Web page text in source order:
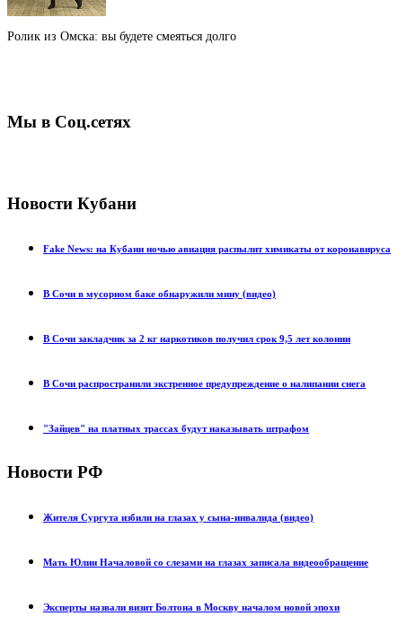
Ролик из Омска: вы будете смеяться долго
Мы в Соц.сетях
Новости Кубани
Fake News: на Кубани ночью авиация распылит химикаты от коронавируса
В Сочи в мусорном баке обнаружили мину (видео)
В Сочи закладчик за 2 кг наркотиков получил срок 9,5 лет колонии
В Сочи распространили экстренное предупреждение о налипании снега
"Зайцев" на платных трассах будут наказывать штрафом
Новости РФ
Жителя Сургута избили на глазах у сына-инвалида (видео)
Мать Юлии Началовой со слезами на глазах записала видеообращение
Эксперты назвали визит Болтона в Москву началом новой эпохи